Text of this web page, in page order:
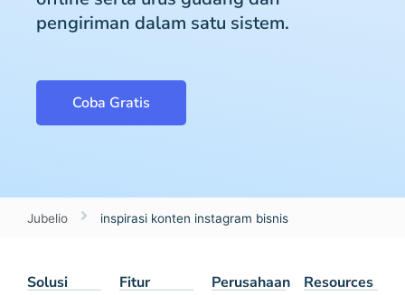
pengiriman dalam satu sistem.
Coba Gratis
Jubelio inspirasi konten instagram bisnis
Solusi Fitur Perusahaan Resources